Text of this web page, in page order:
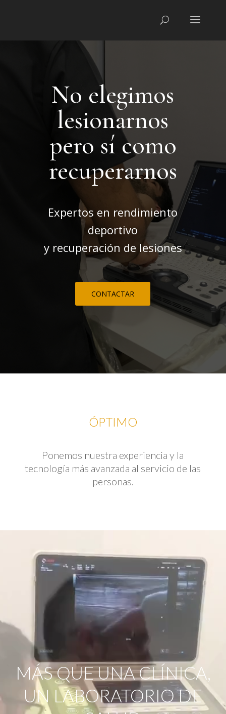
No elegimos
lesionarnos
pero sí como
recuperarnos
Expertos en rendimiento
deportivo
y recuperación de lesiones
CONTACTAR
ÓPTIMO
Ponemos nuestra experiencia y la
tecnología más avanzada al servicio de las
personas.
MÁS QUE UNA CLÍNICA,
UN LABORATORIO DE